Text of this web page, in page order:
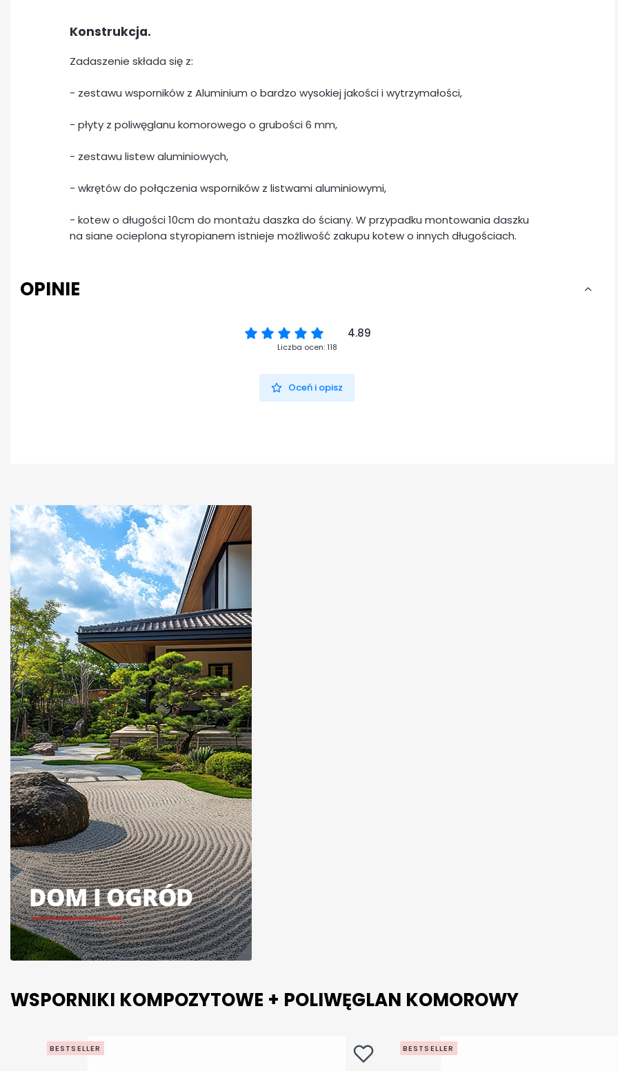
Konstrukcja.
Zadaszenie składa się z:
- zestawu wsporników z Aluminium o bardzo wysokiej jakości i wytrzymałości,
- płyty z poliwęglanu komorowego o grubości 6 mm,
- zestawu listew aluminiowych,
- wkrętów do połączenia wsporników z listwami aluminiowymi,
- kotew o długości 10cm do montażu daszka do ściany. W przypadku montowania daszku
na siane ocieplona styropianem istnieje możliwość zakupu kotew o innych długościach.
OPINIE
4.89
Liczba ocen: 118
Oceń i opisz
WSPORNIKI KOMPOZYTOWE + POLIWĘGLAN KOMOROWY
BESTSELLER BESTSELLER